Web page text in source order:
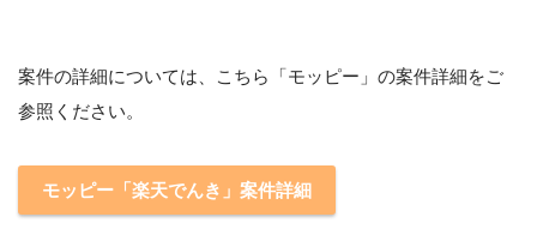
案件の詳細については、こちら「モッピー」の案件詳細をご
参照ください。
モッピー「楽天でんき」案件詳細